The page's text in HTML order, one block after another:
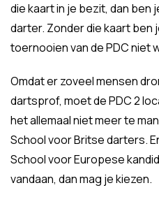
die kaart in je bezit, dan
darter. Zonder die kaart ben
toernooien van de PDC niet
Omdat er zoveel mensen
dartsprof, moet de PDC 2
het allemaal niet meer te
School voor Britse darters.
School voor Europese
vandaan, dan mag je kiezen.